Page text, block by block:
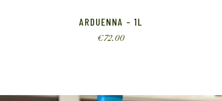
ARDUENNA – 1L
€72.00